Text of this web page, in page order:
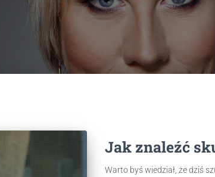
Jak znaleźć
Warto byś wiedział, że dziś